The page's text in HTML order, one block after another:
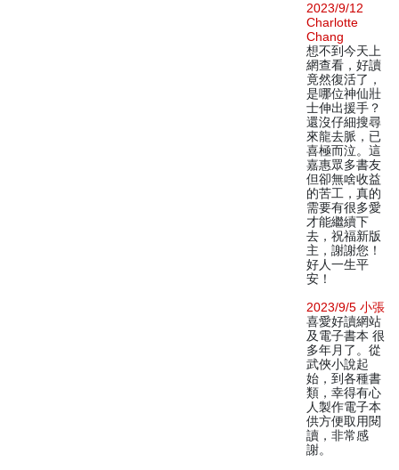
2023/9/12
Charlotte
Chang
想不到今天上
網查看，好讀
竟然復活了，
是哪位神仙壯
士伸出援手？
還沒仔細搜尋
來龍去脈，已
喜極而泣。這
嘉惠眾多書友
但卻無啥收益
的苦工，真的
需要有很多愛
才能繼續下
去，祝福新版
主，謝謝您！
好人一生平
安！
2023/9/5 小張
喜愛好讀網站
及電子書本 很
多年月了。從
武俠小說起
始，到各種書
類，幸得有心
人製作電子本
供方便取用閱
讀，非常感
謝。